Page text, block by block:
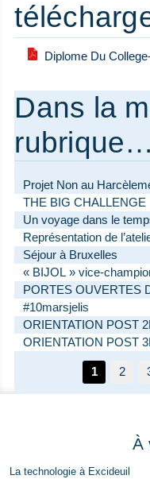
Diplome Du
Dans la
rubrique…
Projet Non au
THE BIG CHALLENGE
Un voyage dans le
Représentation de
Séjour à Bruxelles
« BIJOL » vice-
PORTES OUVERTES
#10marsjelis
ORIENTATION POST
ORIENTATION POST
1 2
À
La technologie à Excideuil